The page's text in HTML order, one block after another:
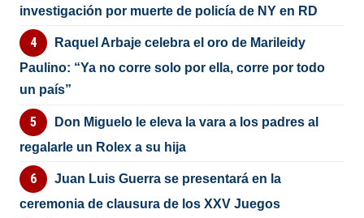
investigación por muerte de policía de NY en RD
Raquel Arbaje celebra el oro de Marileidy
Paulino: “Ya no corre solo por ella, corre por todo
un país”
Don Miguelo le eleva la vara a los padres al
regalarle un Rolex a su hija
Juan Luis Guerra se presentará en la
ceremonia de clausura de los XXV Juegos